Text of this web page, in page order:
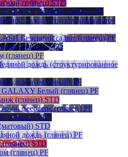
(глянец) STD
Черный (глянец) PF
дождь (структурированное
Вечерний салют (глянец) PF
(глянец) STD
(глянец) PF
дождь (структурированное
дождь (матовый) PF
Белый (глянец) PF
(глянец) STD
феерверк (глянец) PF
(глянец) STD
STD
дождь (глянец) PF
STD
(глянец) PF